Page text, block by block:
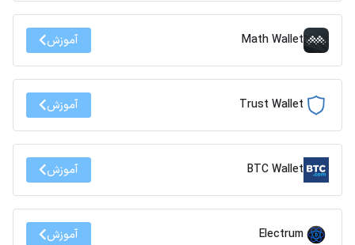
Math Wallet آموزش
Trust Wallet آموزش
BTC Wallet آموزش
Electrum آموزش